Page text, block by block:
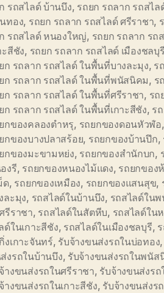
รถสไลด์ บ้านบึง, รถยก รถลาก รถสไ
ทอง, รถยก รถลาก รถสไลด์ ศรีราชา,
รถสไลด์ หนองใหญ่, รถยก รถลาก รถ
ะสีชัง, รถยก รถลาก รถสไลด์ เมืองชลบุรี
ก รถลาก รถสไลด์ ในพื้นที่บางละมุง, ร
ก รถลาก รถสไลด์ ในพื้นที่พนัสนิคม, ร
ก รถลาก รถสไลด์ ในพื้นที่ศรีราชา, รถ
ก รถลาก รถสไลด์ ในพื้นที่เกาะสีชัง, ร
กของคลองตำหรุ, รถยกของดอนหัวฬ่อ,
กของบางปลาสร้อย, รถยกของบ้านปึก,
กของมะขามหย่ง, รถยกของสำนักบก,
งรี, รถยกของหนองไม้แดง, รถยกของ
ด, รถยกของเหมือง, รถยกของแสนสุข,
ละมุง, รถสไลด์ในบ้านบึง, รถสไลด์ใน
รีราชา, รถสไลด์ในสัตหีบ, รถสไลด์ใน
ด์ในเกาะสีชัง, รถสไลด์ในเมืองชลบุรี,
งเกาะจันทร์, รับจ้างขนส่งรถในบ่อทอง,
งรถในบ้านบึง, รับจ้างขนส่งรถในพนัส
างขนส่งรถในศรีราชา, รับจ้างขนส่งร
างขนส่งรถในเกาะสีชัง, รับจ้างขนส่งร